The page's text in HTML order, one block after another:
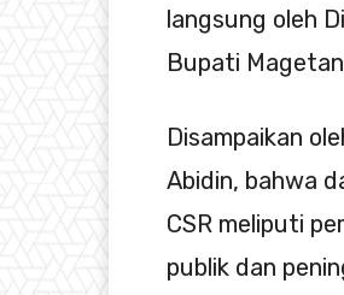
langsung oleh
Bupati
Disampaikan
Abidin, bahwa
CSR meliputi
publik dan